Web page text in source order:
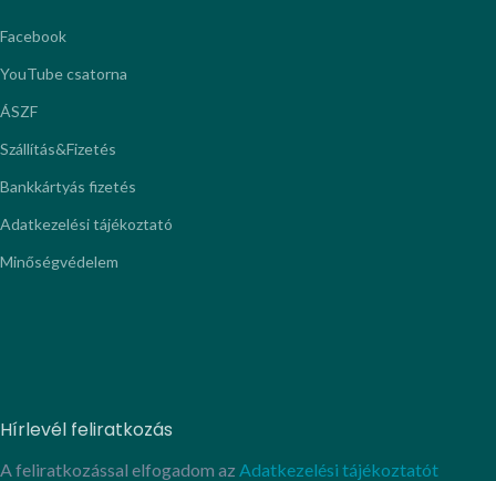
Facebook
YouTube csatorna
ÁSZF
Szállítás&Fizetés
Bankkártyás fizetés
Adatkezelési tájékoztató
Minőségvédelem
Hírlevél feliratkozás
A feliratkozással elfogadom az Adatkezelési tájékoztatót